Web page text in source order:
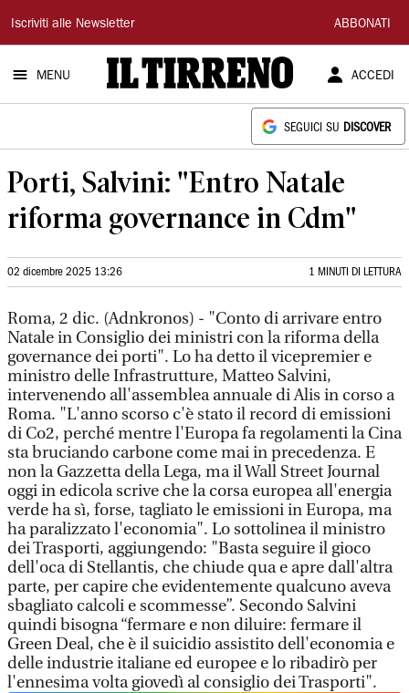
Il
Tirreno
Iscriviti alle Newsletter ABBONATI
MENU ACCEDI
SEGUICI SU DISCOVER
Porti, Salvini: "Entro Natale
riforma governance in Cdm"
02 dicembre 2025 13:26 1 MINUTI DI LETTURA
Roma, 2 dic. (Adnkronos) - "Conto di arrivare entro
Natale in Consiglio dei ministri con la riforma della
governance dei porti". Lo ha detto il vicepremier e
ministro delle Infrastrutture, Matteo Salvini,
intervenendo all'assemblea annuale di Alis in corso a
Roma. "L'anno scorso c'è stato il record di emissioni
di Co2, perché mentre l'Europa fa regolamenti la Cina
sta bruciando carbone come mai in precedenza. E
non la Gazzetta della Lega, ma il Wall Street Journal
oggi in edicola scrive che la corsa europea all'energia
verde ha sì, forse, tagliato le emissioni in Europa, ma
ha paralizzato l'economia". Lo sottolinea il ministro
dei Trasporti, aggiungendo: "Basta seguire il gioco
dell'oca di Stellantis, che chiude qua e apre dall'altra
parte, per capire che evidentemente qualcuno aveva
sbagliato calcoli e scommesse”. Secondo Salvini
quindi bisogna “fermare e non diluire: fermare il
Green Deal, che è il suicidio assistito dell'economia e
delle industrie italiane ed europee e lo ribadirò per
l'ennesima volta giovedì al consiglio dei Trasporti".